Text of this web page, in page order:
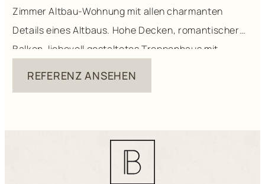
Zimmer Altbau-Wohnung mit allen charmanten
Details eines Altbaus. Hohe Decken, romantischer
Balkon, liebevoll gestaltetes Treppenhaus mit
Wohnzimmer halboffen zur Küche […]
REFERENZ ANSEHEN